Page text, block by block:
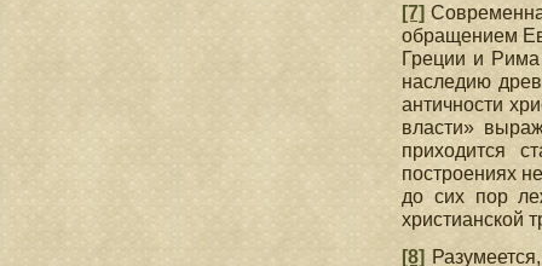
[7]
обращением
Греции и
наследию
античности
власти»
приходится
построениях
до сих пор
христианской
[8]